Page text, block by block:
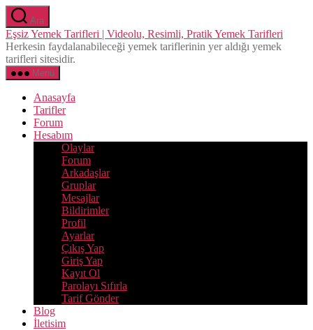
İçeriğe
atla
Ara
Eşsiz Yemek Tarifleri | Videolu, Resimli, Pratik Yemek Tarifleri
Herkesin faydalanabileceği yemek tariflerinin yer aldığı yemek
tarifleri sitesidir.
Menü
Anasayfa
Tarifler
Forum
Hesabım
Olaylar
Forum
Arkadaşlar
Gruplar
Mesajlar
Bildirimler
Profil
Ayarlar
Çıkış Yap
Giriş Yap
Kayıt Ol
Parolayı Sıfırla
Tarif Gönder
Blog
İletisim